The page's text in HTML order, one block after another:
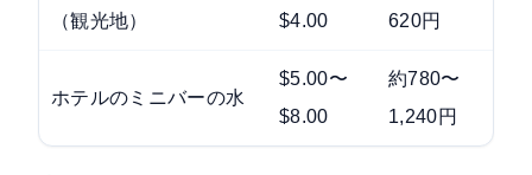
（観光地）
$4.00
620円
ホテルのミニバーの水
$5.00〜
$8.00
約780〜
1,240円